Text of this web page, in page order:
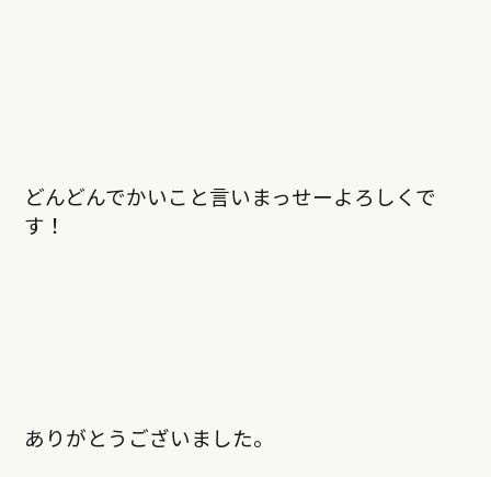
どんどんでかいこと言いまっせーよろしくで
す！
ありがとうございました。